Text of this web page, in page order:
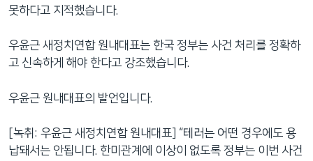
못하다고 지적했습니다.
우윤근 새정치연합 원내대표는 한국 정부는 사건 처리를 정확하
고 신속하게 해야 한다고 강조했습니다.
우윤근 원내대표의 발언입니다.
[녹취: 우윤근 새정치연합 원내대표] “테러는 어떤 경우에도 용
납돼서는 안됩니다. 한미관계에 이상이 없도록 정부는 이번 사건